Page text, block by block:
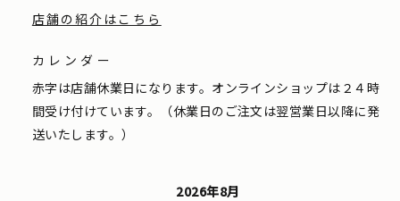
店舗の紹介はこちら
カレンダー
赤字は店舗休業日になります。オンラインショップは２４時
間受け付けています。（休業日のご注文は翌営業日以降に発
送いたします。）
2026年8月